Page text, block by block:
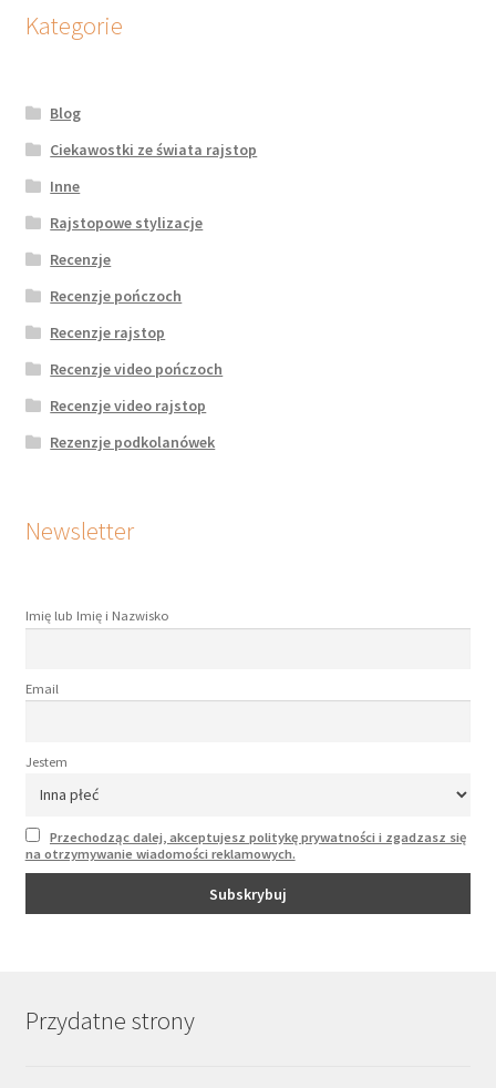
Kategorie
Blog
Ciekawostki ze świata rajstop
Inne
Rajstopowe stylizacje
Recenzje
Recenzje pończoch
Recenzje rajstop
Recenzje video pończoch
Recenzje video rajstop
Rezenzje podkolanówek
Newsletter
Imię lub Imię i Nazwisko
Email
Jestem
Przechodząc dalej, akceptujesz politykę prywatności i zgadzasz się
na otrzymywanie wiadomości reklamowych.
Przydatne strony